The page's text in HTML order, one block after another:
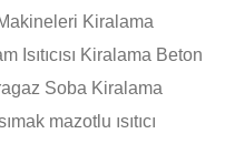
Kiralama
Isıtıcısı Kiralama Beton
Soba Kiralama
mazotlu ısıtıcı